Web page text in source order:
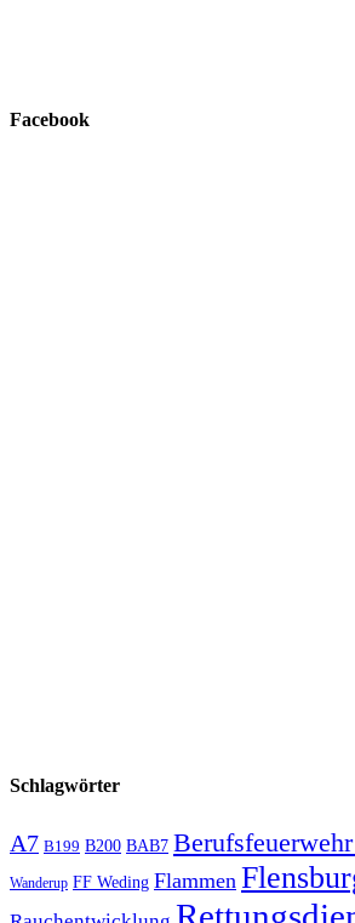
Facebook
Schlagwörter
A7 B199 B200 BAB7
Wanderup FF Weding Flammen